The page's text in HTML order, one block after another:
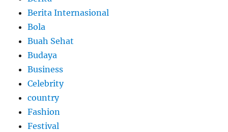
Berita Internasional
Bola
Buah Sehat
Budaya
Business
Celebrity
country
Fashion
Festival